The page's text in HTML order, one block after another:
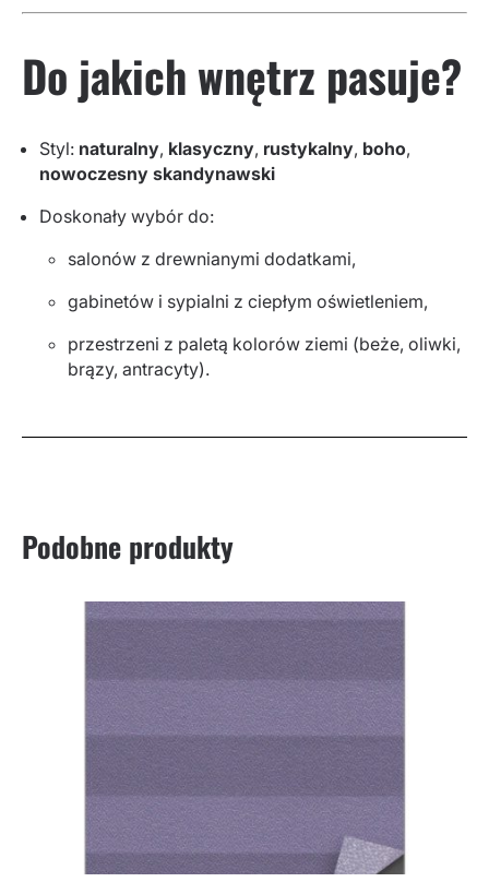
Do jakich wnętrz pasuje?
Styl: naturalny, klasyczny, rustykalny, boho,
nowoczesny skandynawski
Doskonały wybór do:
salonów z drewnianymi dodatkami,
gabinetów i sypialni z ciepłym oświetleniem,
przestrzeni z paletą kolorów ziemi (beże, oliwki,
brązy, antracyty).
Podobne produkty